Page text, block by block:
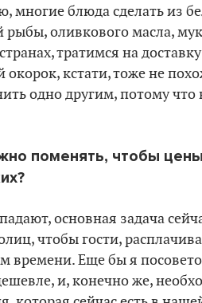
многие блюда сделать из
рыбы, оливкового масла,
тратимся на
окорок, кстати, тоже не
одно другим, потому
поменять, чтобы
основная задача
чтобы гости,
времени. Еще бы я
и, конечно же,